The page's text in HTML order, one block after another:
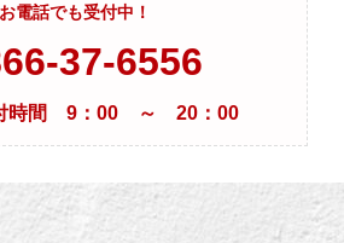
お電話でも受付中！
37-6556
時間 9：00 ～ 20：00